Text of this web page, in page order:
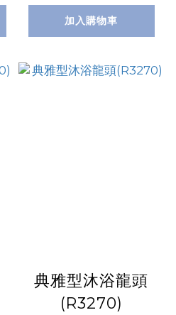
加入購物車
典雅型沐浴龍頭
(R3270)